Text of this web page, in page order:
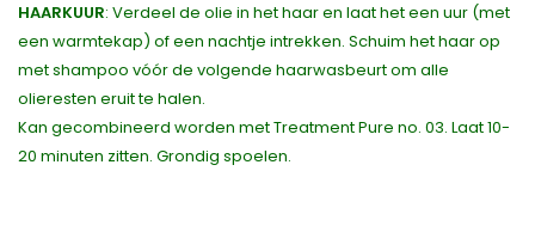
HAARKUUR: Verdeel de olie in het haar en laat het een uur (met
een warmtekap) of een nachtje intrekken. Schuim het haar op
met shampoo vóór de volgende haarwasbeurt om alle
olieresten eruit te halen.
Kan gecombineerd worden met Treatment Pure no. 03. Laat 10-
20 minuten zitten. Grondig spoelen.